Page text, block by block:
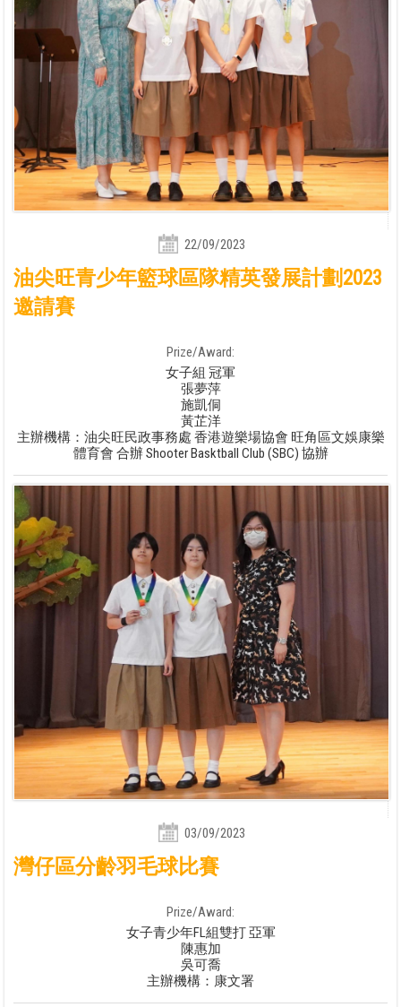
22/09/2023
油尖旺青少年籃球區隊精英發展計劃2023
邀請賽
Prize/Award:
女子組 冠軍
張夢萍
施凱侗
黃芷洋
主辦機構：油尖旺民政事務處 香港遊樂場協會 旺角區文娛康樂
體育會 合辦 Shooter Basktball Club (SBC) 協辦
03/09/2023
灣仔區分齡羽毛球比賽
Prize/Award:
女子青少年FL組雙打 亞軍
陳惠加
吳可喬
主辦機構：康文署